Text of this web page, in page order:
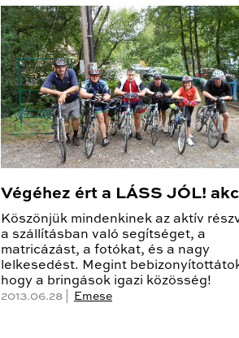
Végéhez ért a LÁSS JÓL!
Köszönjük mindenkinek az aktív
a szállításban való segítséget, a
matricázást, a fotókat, és a nagy
lelkesedést. Megint
hogy a bringások igazi közösség!
2013.06.28 | Emese